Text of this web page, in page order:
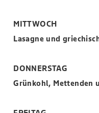
MITTWOCH
Lasagne und
DONNERSTAG
Grünkohl, Mettenden